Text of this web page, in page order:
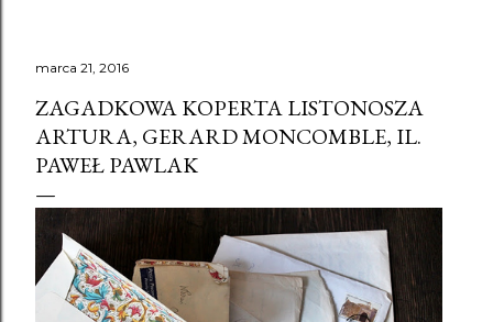
marca 21, 2016
ZAGADKOWA KOPERTA LISTONOSZA
ARTURA, GERARD MONCOMBLE, IL.
PAWEŁ PAWLAK